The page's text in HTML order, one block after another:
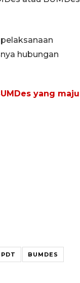
hubungan
yang maju
BUMDES